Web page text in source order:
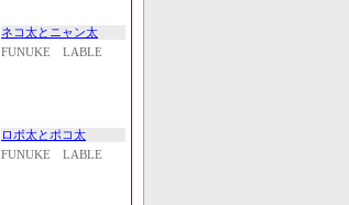
ネコ太とニャン太
FUNUKE LABLE
ロボ太とポコ太
FUNUKE LABLE